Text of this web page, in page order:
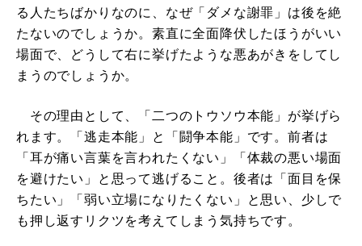
る人たちばかりなのに、なぜ「ダメな謝罪」は後を絶
たないのでしょうか。素直に全面降伏したほうがいい
場面で、どうして右に挙げたような悪あがきをしてし
まうのでしょうか。
その理由として、「二つのトウソウ本能」が挙げら
れます。「逃走本能」と「闘争本能」です。前者は
「耳が痛い言葉を言われたくない」「体裁の悪い場面
を避けたい」と思って逃げること。後者は「面目を保
ちたい」「弱い立場になりたくない」と思い、少しで
も押し返すリクツを考えてしまう気持ちです。